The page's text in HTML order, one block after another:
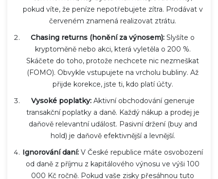
pokud víte, že peníze nepotřebujete zítra. Prodávat v
červeném znamená realizovat ztrátu.
Chasing returns (honění za výnosem): Slyšíte o
kryptoměně nebo akci, která vyletěla o 200 %.
Skáčete do toho, protože nechcete nic nezmeškat
(FOMO). Obvykle vstupujete na vrcholu bubliny. Až
přijde korekce, jste ti, kdo platí účty.
Vysoké poplatky:Aktivní obchodování generuje
transakční poplatky a daně. Každý nákup a prodej je
daňově relevantní událost. Pasivní držení (buy and
hold) je daňově efektivnější a levnější.
Ignorování daní: V České republice máte osvobození
od daně z příjmu z kapitálového výnosu ve výši 100
000 Kč ročně. Pokud vaše zisky přesáhnou tuto